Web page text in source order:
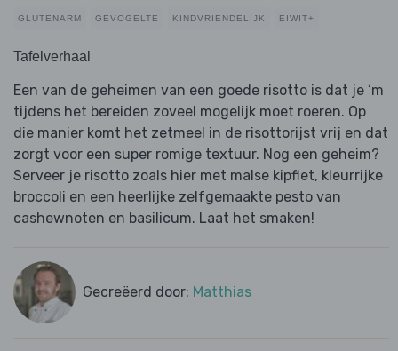
GLUTENARM GEVOGELTE KINDVRIENDELIJK EIWIT+
Tafelverhaal
Een van de geheimen van een goede risotto is dat je ‘m
tijdens het bereiden zoveel mogelijk moet roeren. Op
die manier komt het zetmeel in de risottorijst vrij en dat
zorgt voor een super romige textuur. Nog een geheim?
Serveer je risotto zoals hier met malse kipflet, kleurrijke
broccoli en een heerlijke zelfgemaakte pesto van
cashewnoten en basilicum. Laat het smaken!
Gecreëerd door: Matthias